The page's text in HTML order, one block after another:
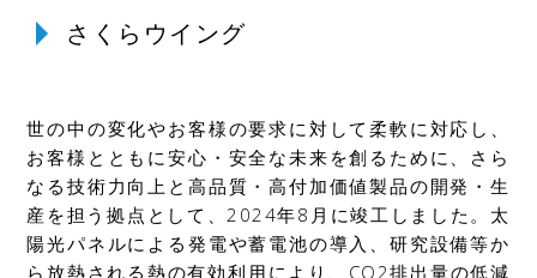
さくらウイング
世の中の変化やお客様の要求に対して柔軟に対応し、
お客様とともに安心・安全な未来を創るために、さら
なる技術力向上と高品質・高付加価値製品の開発・生
産を担う拠点として、2024年8月に竣工しました。太
陽光パネルによる発電や蓄電池の導入、研究設備等か
ら放熱される熱の有効利用により、CO2排出量の低減